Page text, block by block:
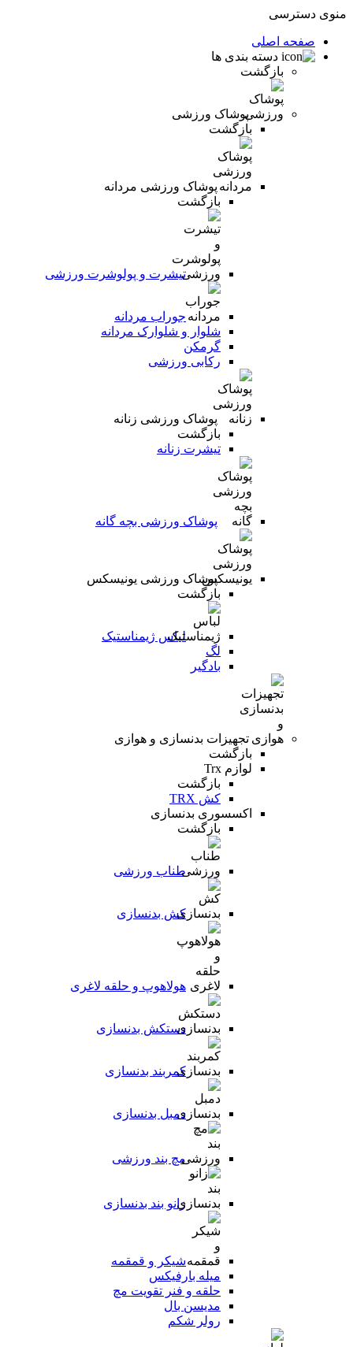
منوی دسترسی
صفحه اصلی
دسته بندی ها
بازگشت
پوشاک ورزشی
بازگشت
پوشاک ورزشی مردانه
بازگشت
تیشرت و پولوشرت ورزشی
جوراب مردانه
شلوار و شلوارک مردانه
گرمکن
رکابی ورزشی
پوشاک ورزشی زنانه
بازگشت
تیشرت زنانه
پوشاک ورزشی بچه گانه
پوشاک ورزشی یونیسکس
بازگشت
لباس ژیمناستیک
لگ
بادگیر
تجهیزات بدنسازی و هوازی
بازگشت
لوازم Trx
بازگشت
کش TRX
اکسسوری بدنسازی
بازگشت
طناب ورزشی
کش بدنسازی
هولاهوپ و حلقه لاغری
دستکش بدنسازی
کمربند بدنسازی
دمبل بدنسازی
مچ بند ورزشی
زانو بند بدنسازی
شیکر و قمقمه
میله بارفیکس
حلقه و فنر تقویت مچ
مدیسن بال
رولر شکم